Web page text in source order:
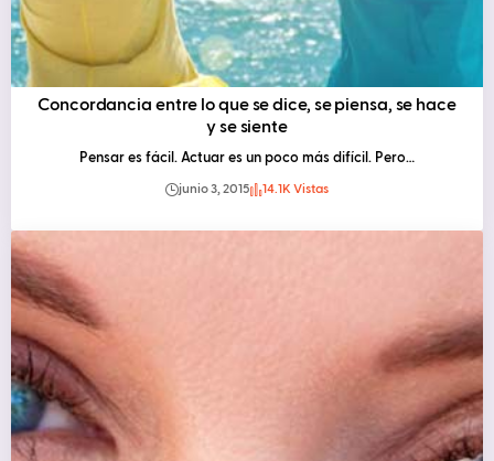
Concordancia entre lo que se dice, se piensa, se hace
y se siente
Pensar es fácil. Actuar es un poco más difícil. Pero…
junio 3, 2015 14.1K Vistas